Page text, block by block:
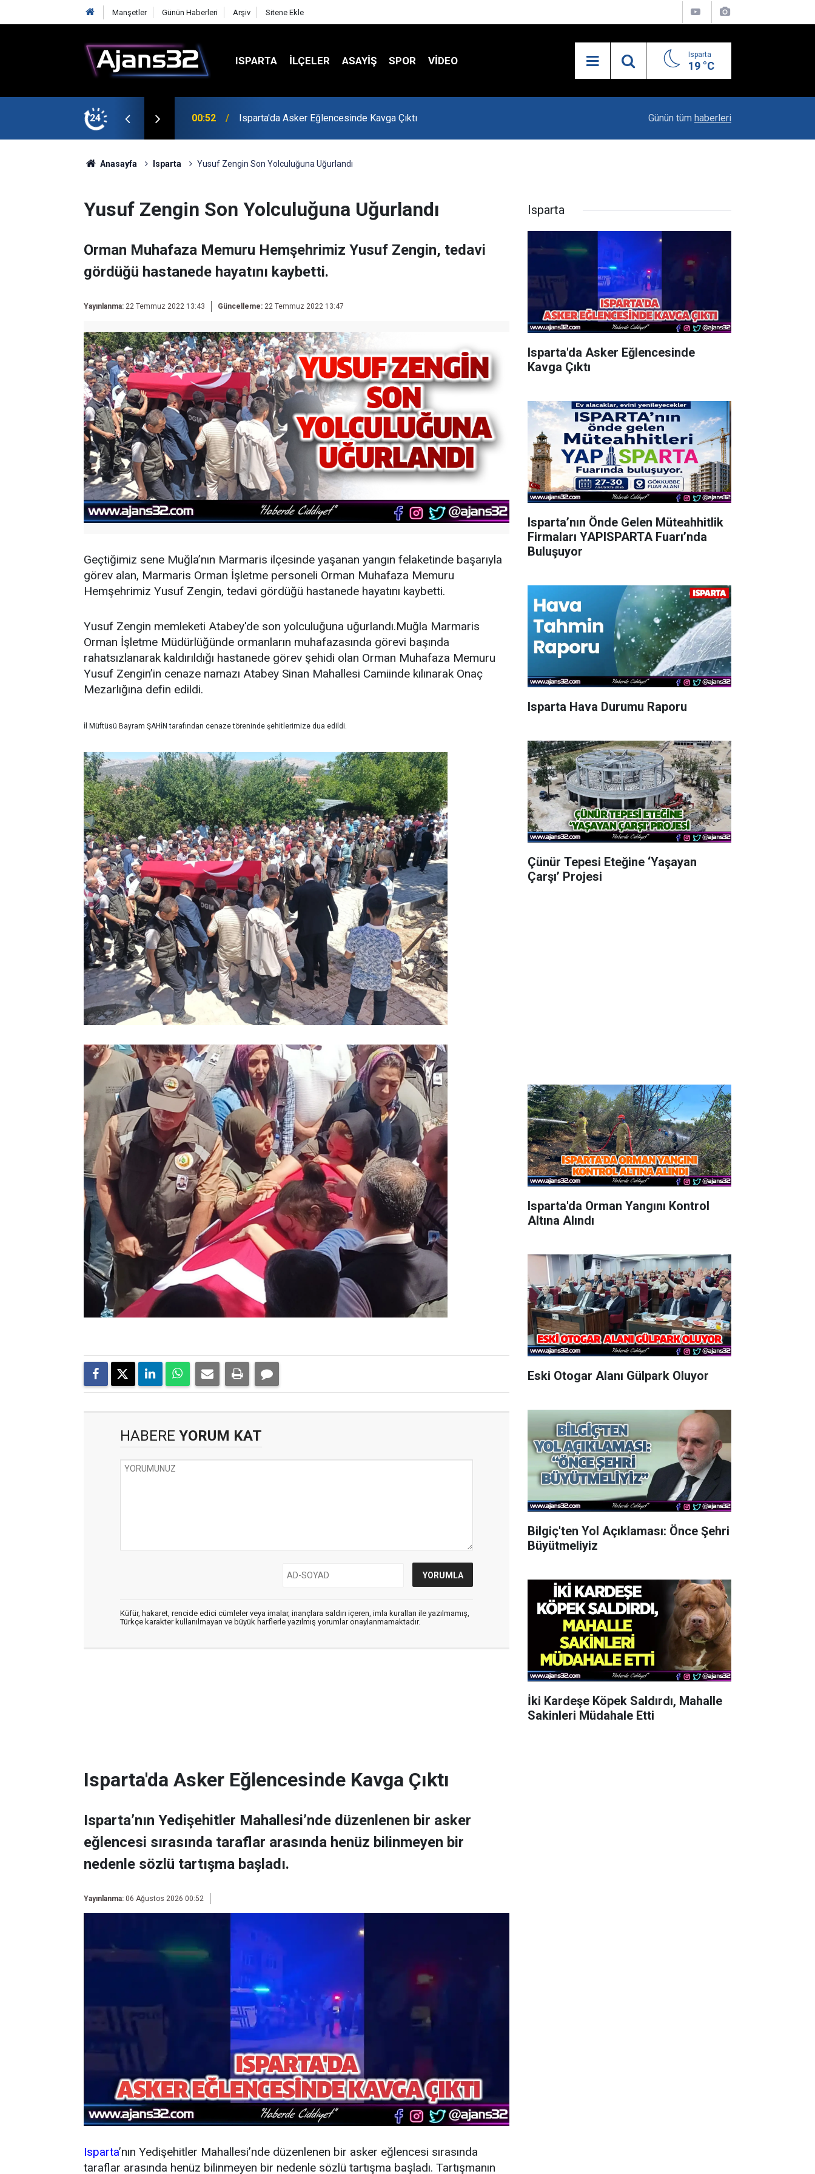
Manşetler Günün Haberleri Arşiv Sitene Ekle
ISPARTA İLÇELER ASAYİŞ SPOR VIDEO Isparta
19 °C
24 21:34 Uzaktan Hasta Değerlendirme Sistemi İle Yeni Dönem Başladı MHP’de İlçe Kongreleri Başlıyor
Günün tüm haberleri
Anasayfa Isparta Yusuf Zengin Son Yolculuğuna Uğurlandı
Yusuf Zengin Son Yolculuğuna Uğurlandı
Orman Muhafaza Memuru Hemşehrimiz Yusuf Zengin, tedavi
gördüğü hastanede hayatını kaybetti.
Yayınlanma: 22 Temmuz 2022 13:43 Güncelleme: 22 Temmuz 2022 13:47
Geçtiğimiz sene Muğla’nın Marmaris ilçesinde yaşanan yangın felaketinde başarıyla
görev alan, Marmaris Orman İşletme personeli Orman Muhafaza Memuru
Hemşehrimiz Yusuf Zengin, tedavi gördüğü hastanede hayatını kaybetti.
Yusuf Zengin memleketi Atabey'de son yolculuğuna uğurlandı.Muğla Marmaris
Orman İşletme Müdürlüğünde ormanların muhafazasında görevi başında
rahatsızlanarak kaldırıldığı hastanede görev şehidi olan Orman Muhafaza Memuru
Yusuf Zengin’in cenaze namazı Atabey Sinan Mahallesi Camiinde kılınarak Onaç
Mezarlığına defin edildi.
İl Müftüsü Bayram ŞAHİN tarafından cenaze töreninde şehitlerimize dua edildi.
HABERE YORUM KAT
Küfür, hakaret, rencide edici cümleler veya imalar, inançlara saldırı içeren, imla kuralları ile yazılmamış,
Türkçe karakter kullanılmayan ve büyük harflerle yazılmış yorumlar onaylanmamaktadır.
Isparta'da Asker Eğlencesinde Kavga Çıktı
Isparta’nın Yedişehitler Mahallesi’nde düzenlenen bir asker
eğlencesi sırasında taraflar arasında henüz bilinmeyen bir
nedenle sözlü tartışma başladı.
Yayınlanma: 06 Ağustos 2026 00:52
Isparta’nın Yedişehitler Mahallesi’nde düzenlenen bir asker eğlencesi sırasında
taraflar arasında henüz bilinmeyen bir nedenle sözlü tartışma başladı. Tartışmanın
Isparta
Isparta'da Asker Eğlencesinde
Kavga Çıktı
Isparta’nın Önde Gelen Müteahhitlik
Firmaları YAPISPARTA Fuarı’nda
Buluşuyor
Isparta Hava Durumu Raporu
Çünür Tepesi Eteğine ‘Yaşayan
Çarşı’ Projesi
Isparta'da Orman Yangını Kontrol
Altına Alındı
Eski Otogar Alanı Gülpark Oluyor
Bilgiç'ten Yol Açıklaması: Önce Şehri
Büyütmeliyiz
İki Kardeşe Köpek Saldırdı, Mahalle
Sakinleri Müdahale Etti